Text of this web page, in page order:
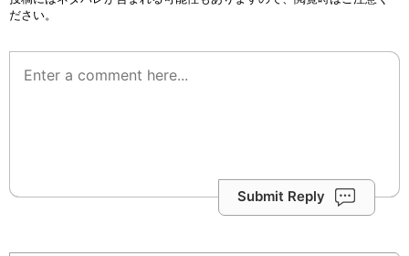
ださい。
Submit Reply